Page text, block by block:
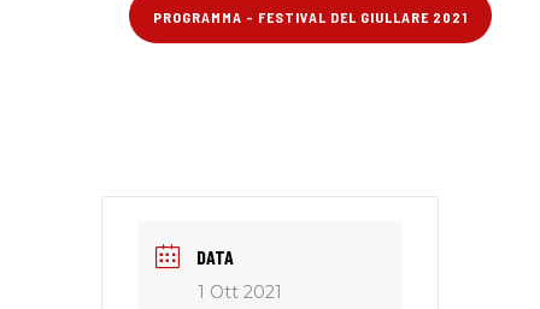
PROGRAMMA - FESTIVAL DEL GIULLARE 2021
DATA
1 Ott 2021